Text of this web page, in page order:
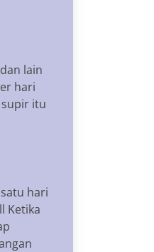
lain
hari
itu
hari
Ketika